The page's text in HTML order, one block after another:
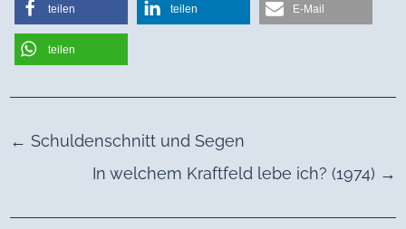
teilen teilen E-Mail
teilen
← Schuldenschnitt und Segen
In welchem Kraftfeld lebe ich? (1974) →